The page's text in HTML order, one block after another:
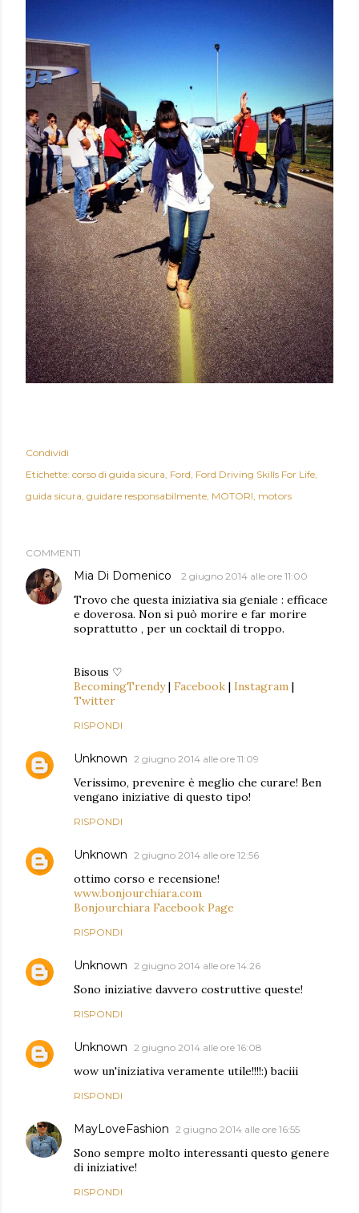
Condividi
Etichette: corso di guida sicura Ford Ford Driving Skills For Life
guida sicura guidare responsabilmente MOTORI motors
COMMENTI
Mia Di Domenico 2 giugno 2014 alle ore 11:00
Trovo che questa iniziativa sia geniale : efficace
e doverosa. Non si può morire e far morire
soprattutto , per un cocktail di troppo.
Bisous ♡
BecomingTrendy| Facebook | Instagram |
Twitter
RISPONDI
Unknown 2 giugno 2014 alle ore 11:09
Verissimo, prevenire è meglio che curare! Ben
vengano iniziative di questo tipo!
RISPONDI
Unknown 2 giugno 2014 alle ore 12:56
ottimo corso e recensione!
www.bonjourchiara.com
Bonjourchiara Facebook Page
RISPONDI
Unknown 2 giugno 2014 alle ore 14:26
Sono iniziative davvero costruttive queste!
RISPONDI
Unknown 2 giugno 2014 alle ore 16:08
wow un'iniziativa veramente utile!!!!:) baciii
RISPONDI
MayLoveFashion 2 giugno 2014 alle ore 16:55
Sono sempre molto interessanti questo genere
di iniziative!
RISPONDI